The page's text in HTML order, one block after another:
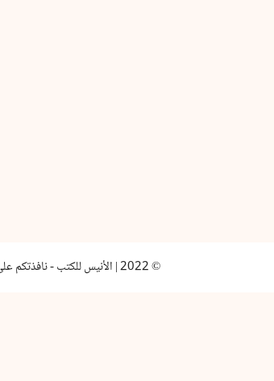
© 2022 | الأنيس للكتب - نافذتكم على الماضي و الحاضر والمستقبل -